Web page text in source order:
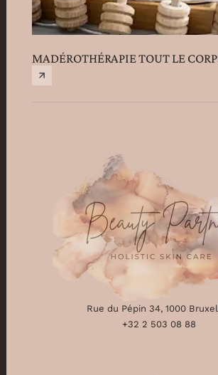
MADÉROTHÉRAPIE TOUT LE
Rue du Pépin 34, 1000
+32 2 503 08 88